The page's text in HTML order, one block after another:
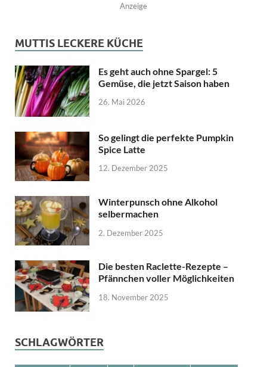
Anzeige
MUTTIS LECKERE KÜCHE
Es geht auch ohne Spargel: 5
Gemüse, die jetzt Saison haben
26. Mai 2026
So gelingt die perfekte Pumpkin
Spice Latte
12. Dezember 2025
Winterpunsch ohne Alkohol
selbermachen
2. Dezember 2025
Die besten Raclette-Rezepte –
Pfännchen voller Möglichkeiten
18. November 2025
SCHLAGWÖRTER